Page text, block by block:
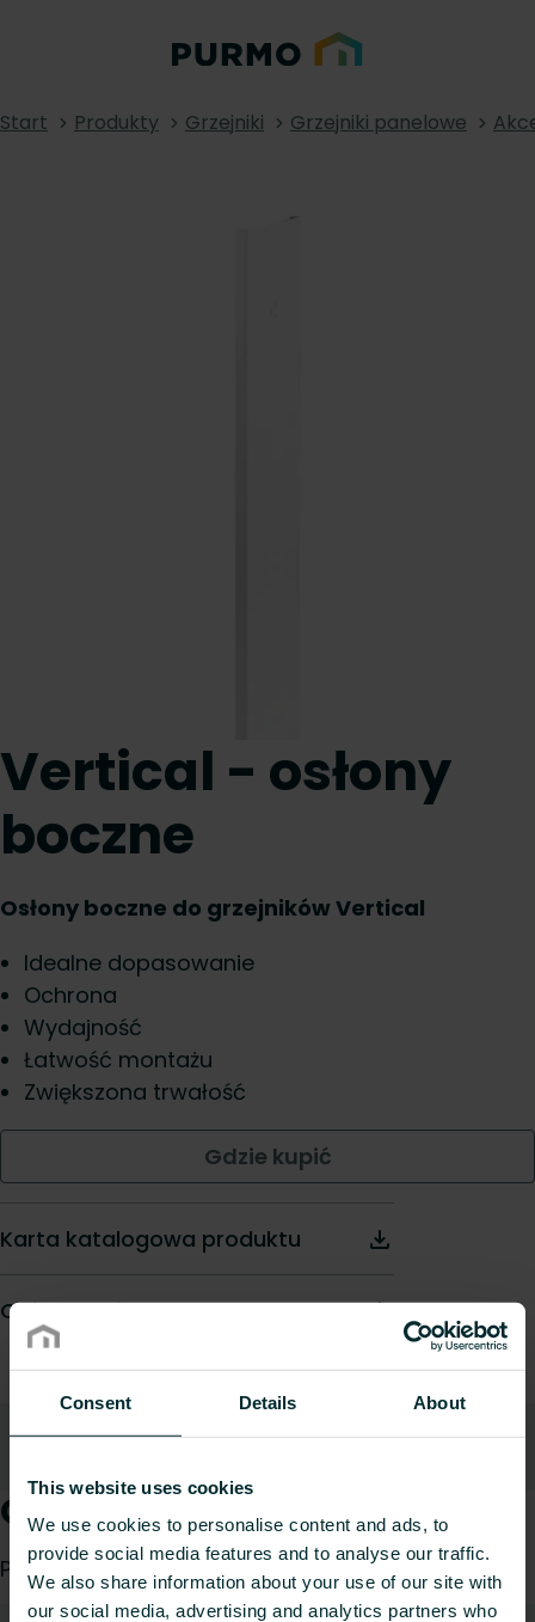
Consent Details About
This website uses cookies
We use cookies to personalise content and ads, to
provide social media features and to analyse our traffic.
We also share information about your use of our site with
our social media, advertising and analytics partners who
Start Produkty Grzejniki Grzejniki panelowe
Vertical - osłony
boczne
Osłony boczne do grzejników Vertical
Idealne dopasowanie
Ochrona
Wydajność
Łatwość montażu
Zwiększona trwałość
Gdzie kupić
Karta katalogowa produktu
Opis techniczny
Opis Materiały do pobrania Do góry
Opis produktu
Panele osłonowe boczne do grzejnika Vertical